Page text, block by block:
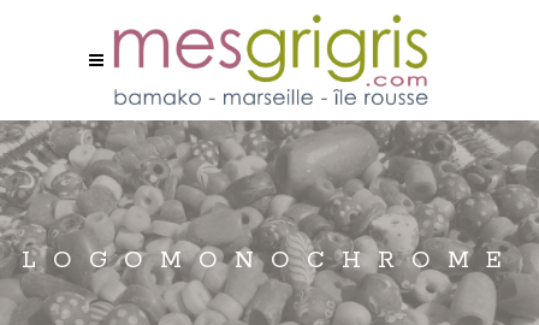
LOGOMONOCHROME